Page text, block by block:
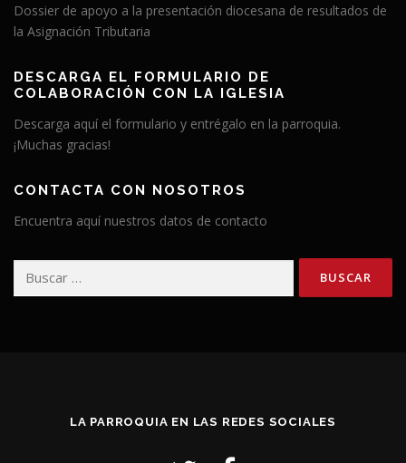
Dossier de apoyo a la presentación diocesana de resultados de
la Asignación Tributaria
DESCARGA EL FORMULARIO DE
COLABORACIÓN CON LA IGLESIA
Descarga aquí el formulario y entrégalo en la parroquia.
¡Muchas gracias!
CONTACTA CON NOSOTROS
Encuentra aquí nuestros datos de contacto
LA PARROQUIA EN LAS REDES SOCIALES